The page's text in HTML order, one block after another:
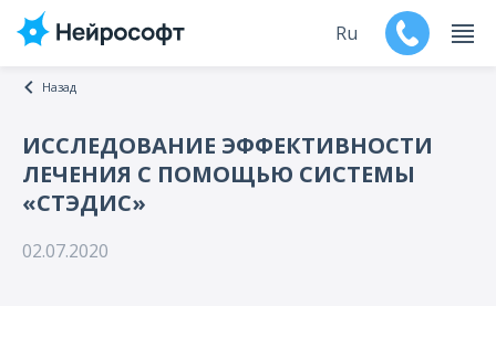
Продукты
Ru
Назад
ИССЛЕДОВАНИЕ ЭФФЕКТИВНОСТИ
ЛЕЧЕНИЯ С ПОМОЩЬЮ СИСТЕМЫ
«СТЭДИС»
02.07.2020